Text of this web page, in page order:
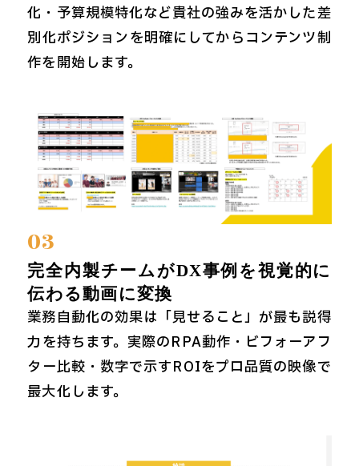
化・予算規模特化など貴社の強みを活かした差
別化ポジションを明確にしてからコンテンツ制
作を開始します。
03
完全内製チームがDX事例を視覚的に
伝わる動画に変換
業務自動化の効果は「見せること」が最も説得
力を持ちます。実際のRPA動作・ビフォーアフ
ター比較・数字で示すROIをプロ品質の映像で
最大化します。